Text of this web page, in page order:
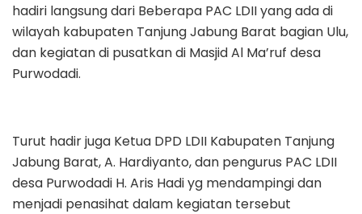
hadiri langsung dari Beberapa PAC LDII yang ada di
wilayah kabupaten Tanjung Jabung Barat bagian Ulu,
dan kegiatan di pusatkan di Masjid Al Ma’ruf desa
Purwodadi.
Turut hadir juga Ketua DPD LDII Kabupaten Tanjung
Jabung Barat, A. Hardiyanto, dan pengurus PAC LDII
desa Purwodadi H. Aris Hadi yg mendampingi dan
menjadi penasihat dalam kegiatan tersebut